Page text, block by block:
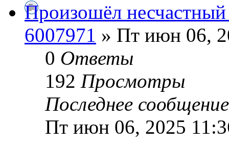
Произошёл
6007971 » Пт июн 06,
0 Ответы
192 Просмотры
Последнее
Пт июн 06, 2025